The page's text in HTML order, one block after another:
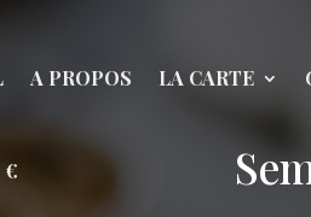
A PROPOS LA CARTE
€